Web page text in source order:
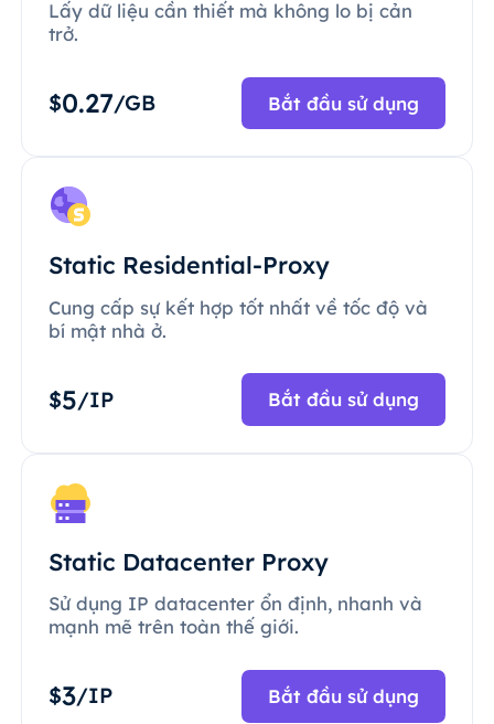
Lấy dữ liệu cần thiết mà không lo bị cản
trở.
$0.27/GB Bắt đầu sử dụng
Static Residential-Proxy
Cung cấp sự kết hợp tốt nhất về tốc độ và
bí mật nhà ở.
$5/IP Bắt đầu sử dụng
Static Datacenter Proxy
Sử dụng IP datacenter ổn định, nhanh và
mạnh mẽ trên toàn thế giới.
$3/IP Bắt đầu sử dụng